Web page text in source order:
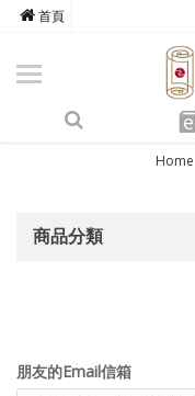
首頁
e
商品總覽
心道書庫
靈鷲叢書
心靈影音
Home
商品分類
朋友的Email信箱